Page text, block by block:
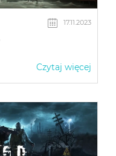
17.11.2023
Czytaj więcej